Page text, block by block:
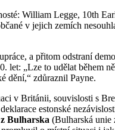
William Legge, 10th
v jejich zemích
a přitom odstraní
let: „Lze to udělat během
dění,“ zdůraznil Payne.
v Británii, souvislosti s
estonské
Bulharska (Bulharská unie